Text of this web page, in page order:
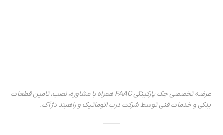
عرضه تخصصی جک پارکینگی FAAC همراه با مشاوره، نصب، تامین قطعات
یدکی و خدمات فنی توسط شرکت درب اتوماتیک و راهبند دژآک.